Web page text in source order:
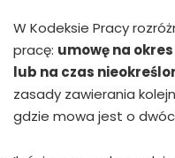
W Kodeksie Pracy
pracę: umowę na
lub na czas
zasady zawierania
gdzie mowa jest o